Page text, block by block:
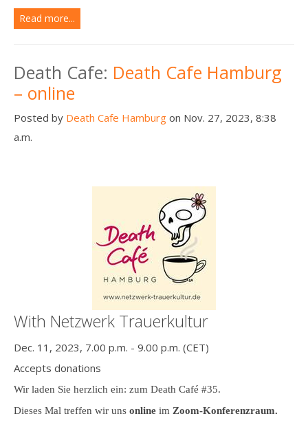
Read more...
Death Cafe: Death Cafe Hamburg
– online
Posted by Death Cafe Hamburg on Nov. 27, 2023, 8:38
a.m.
With Netzwerk Trauerkultur
Dec. 11, 2023, 7.00 p.m. - 9.00 p.m. (CET)
Accepts donations
Wir laden Sie herzlich ein: zum Death Café #35.
Dieses Mal treffen wir uns online im Zoom-Konferenzraum.